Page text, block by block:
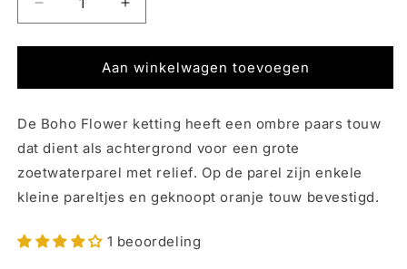
Aantal
verlagen
voor
FLOWER
KETTING
Aantal
verhogen
voor
BOHO
FLOWER
KETTING
Aan winkelwagen toevoegen
De Boho Flower ketting heeft een ombre paars touw
dat dient als achtergrond voor een grote
zoetwaterparel met relief. Op de parel zijn enkele
kleine pareltjes en geknoopt oranje touw bevestigd.
1 beoordeling